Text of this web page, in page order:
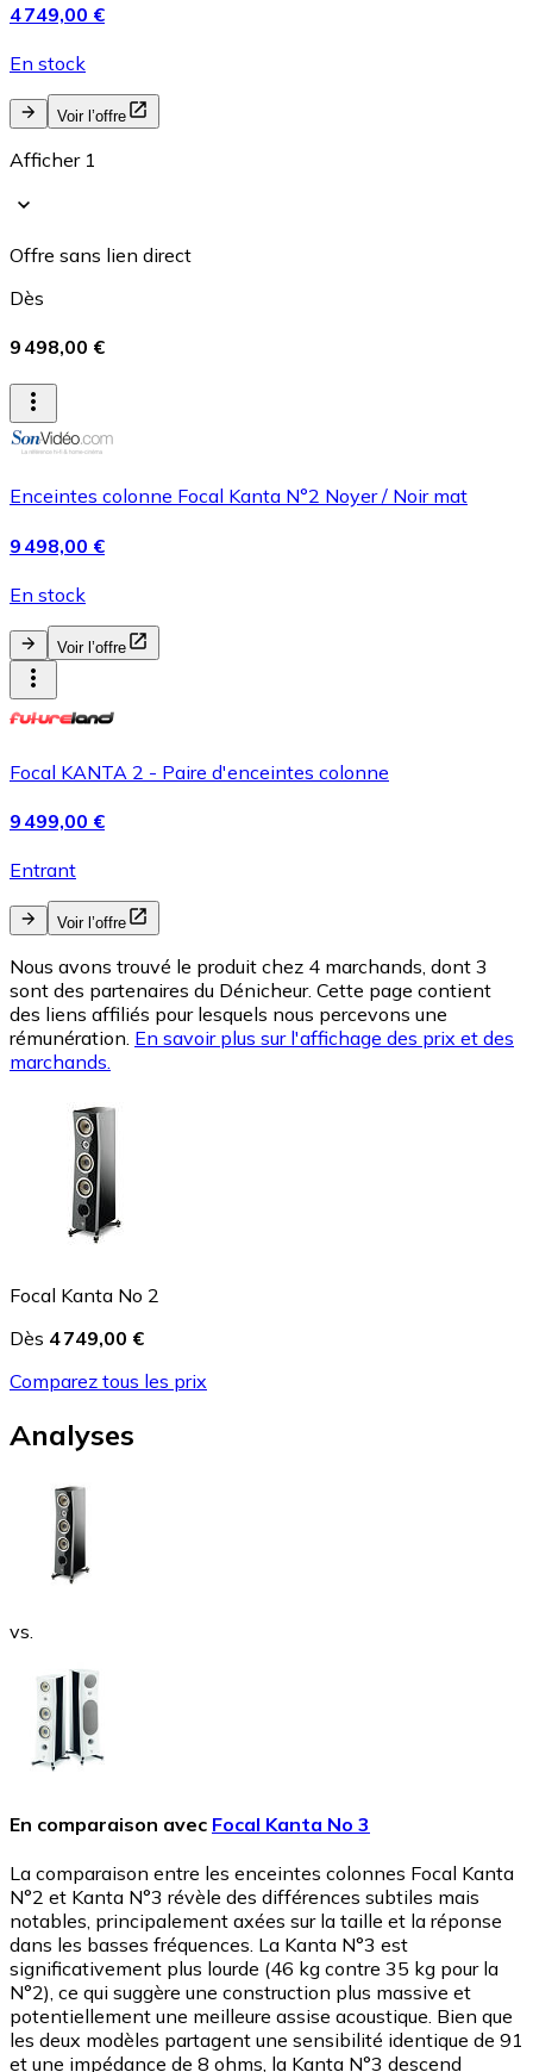
4 749,00 €
En stock
Voir l’offre
Afficher 1
Offre sans lien direct
Dès
9 498,00 €
Enceintes colonne Focal Kanta N°2 Noyer / Noir mat
9 498,00 €
En stock
Voir l’offre
Focal KANTA 2 - Paire d'enceintes colonne
9 499,00 €
Entrant
Voir l’offre
Nous avons trouvé le produit chez 4 marchands, dont 3
sont des partenaires du Dénicheur. Cette page contient
des liens affiliés pour lesquels nous percevons une
rémunération. En savoir plus sur l'affichage des prix et des
marchands.
Focal Kanta No 2
Dès 4 749,00 €
Comparez tous les prix
Analyses
vs.
En comparaison avec Focal Kanta No 3
La comparaison entre les enceintes colonnes Focal Kanta
N°2 et Kanta N°3 révèle des différences subtiles mais
notables, principalement axées sur la taille et la réponse
dans les basses fréquences. La Kanta N°3 est
significativement plus lourde (46 kg contre 35 kg pour la
N°2), ce qui suggère une construction plus massive et
potentiellement une meilleure assise acoustique. Bien que
les deux modèles partagent une sensibilité identique de 91
et une impédance de 8 ohms, la Kanta N°3 descend